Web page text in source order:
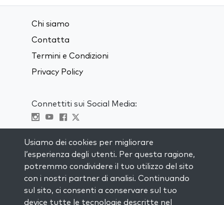
Chi siamo
Contatta
Termini e Condizioni
Privacy Policy
Connettiti sui Social Media:
RIMANI AGGIORNATO
Iscriviti alla nostra mailing list e ricevi
ispirazione ogni settimana nella tua
casella di posta.
Usiamo dei cookies per migliorare
l’esperienza degli utenti. Per questa ragione,
potremmo condividere il tuo utilizzo del sito
con i nostri partner di analisi. Continuando
sul sito, ci consenti a conservare sul tuo
device tutte le tecnologie descritte nel